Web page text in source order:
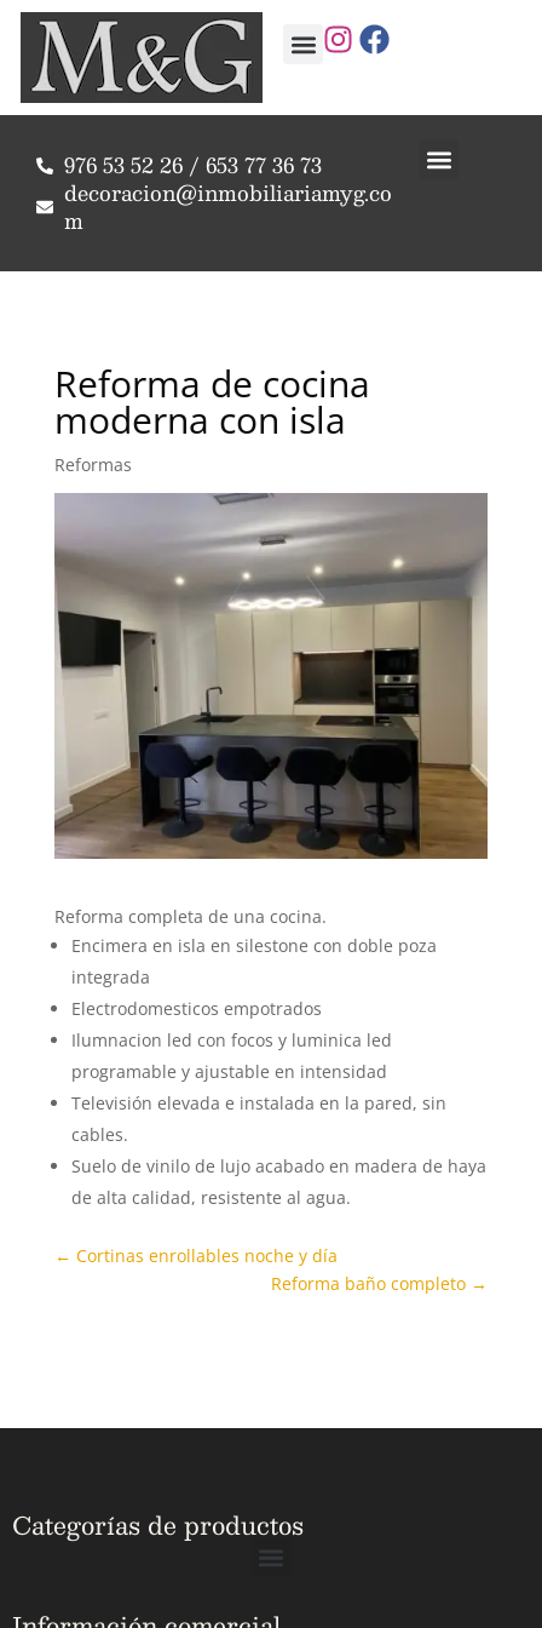
976 53 52 26 / 653 77 36 73
decoracion@inmobiliariamyg.co
m
Reforma de cocina
moderna con isla
Reformas
Reforma completa de una cocina.
Encimera en isla en silestone con doble poza
integrada
Electrodomesticos empotrados
Ilumnacion led con focos y luminica led
programable y ajustable en intensidad
Televisión elevada e instalada en la pared, sin
cables.
Suelo de vinilo de lujo acabado en madera de haya
de alta calidad, resistente al agua.
← Cortinas enrollables noche y día
Reforma baño completo →
Categorías de productos